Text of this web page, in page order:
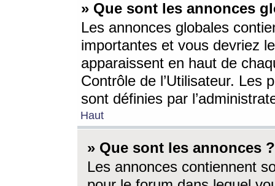
» Que sont les annonces
Les annonces globales
importantes et vous devriez
apparaissent en haut de
Contrôle de l’Utilisateur. Les
sont définies par
Haut
» Que sont les annonces ?
Les annonces contiennent